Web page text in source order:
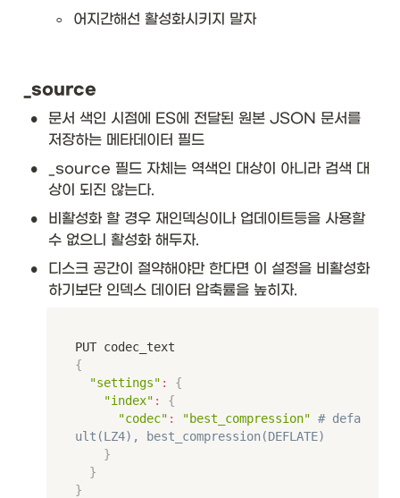
◦ 어지간해선 활성화시키지 말자
_source
•
문서 색인 시점에 ES에 전달된 원본 JSON 문서를
저장하는 메타데이터 필드
•
_source 필드 자체는 역색인 대상이 아니라 검색 대
상이 되진 않는다.
•
비활성화 할 경우 재인덱싱이나 업데이트등을 사용할
수 없으니 활성화 해두자.
•
디스크 공간이 절약해야만 한다면 이 설정을 비활성화
하기보단 인덱스 데이터 압축률을 높히자.
{
"settings" :
{
"index" :
{
"codec" : "best_compression" # defa
ult(LZ4), best_compression(DEFLATE)
}
}
}